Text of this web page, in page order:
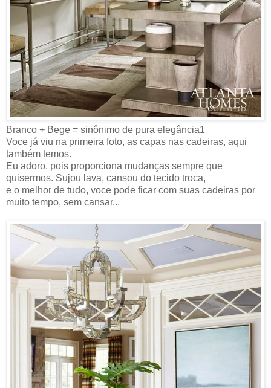
Branco + Bege = sinônimo de pura elegância1
Voce já viu na primeira foto, as capas nas cadeiras, aqui
também temos.
Eu adoro, pois proporciona mudanças sempre que
quisermos. Sujou lava, cansou do tecido troca,
e o melhor de tudo, voce pode ficar com suas cadeiras por
muito tempo, sem cansar...